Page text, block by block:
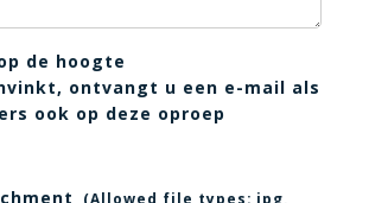
de hoogte
ontvangt u een e-mail als
ook op deze oproep
(Allowed file types: jpg,